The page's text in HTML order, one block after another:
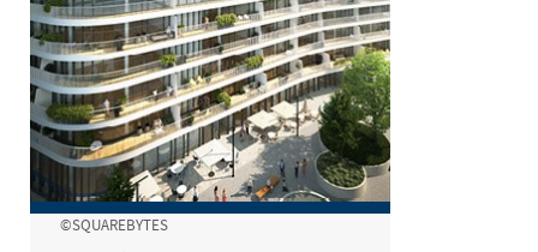
©SQUAREBYTES